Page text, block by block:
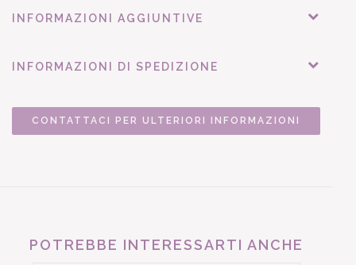
INFORMAZIONI AGGIUNTIVE
INFORMAZIONI DI SPEDIZIONE
CONTATTACI PER ULTERIORI INFORMAZIONI
POTREBBE INTERESSARTI ANCHE